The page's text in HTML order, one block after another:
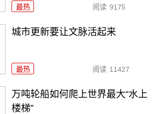
最热 阅读 9175
城市更新要让文脉活起来
最热 阅读 11427
万吨轮船如何爬上世界最大“水上
楼梯”